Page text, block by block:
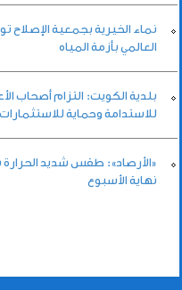
نماء الخيرية بجمعية الإصلاح
العالمي بأزمة المياه
بلدية الكويت: التزام أصحاب
للاستدامة وحماية للاستثمارات
«الأرصاد»: طقس شديد الحرارة
نهاية الأسبوع